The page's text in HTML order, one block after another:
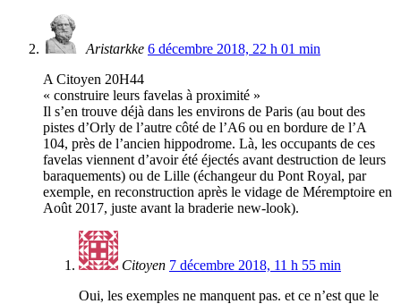
Aristarkke 6 décembre 2018, 22 h 01 min
A Citoyen 20H44
« construire leurs favelas à proximité »
Il s’en trouve déjà dans les environs de Paris (au bout des
pistes d’Orly de l’autre côté de l’A6 ou en bordure de l’A
104, près de l’ancien hippodrome. Là, les occupants de ces
favelas viennent d’avoir été éjectés avant destruction de leurs
baraquements) ou de Lille (échangeur du Pont Royal, par
exemple, en reconstruction après le vidage de Méremptoire en
Août 2017, juste avant la braderie new-look).
Citoyen 7 décembre 2018, 11 h 55 min
Oui, les exemples ne manquent pas. et ce n’est que le